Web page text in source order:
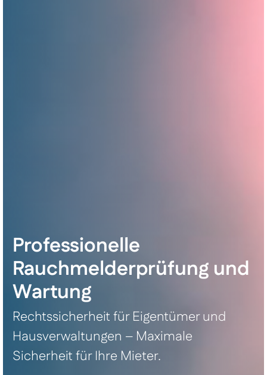
Professionelle
Rauchmelderprüfung und
Wartung
Rechtssicherheit für Eigentümer und
Hausverwaltungen – Maximale
Sicherheit für Ihre Mieter.